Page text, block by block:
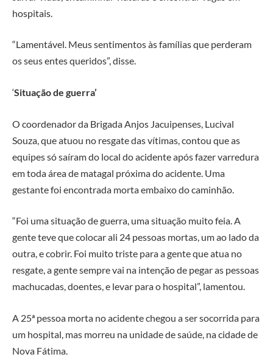
hospitais.
“Lamentável. Meus sentimentos às famílias que perderam
os seus entes queridos”, disse.
‘Situação de guerra’
O coordenador da Brigada Anjos Jacuipenses, Lucival
Souza, que atuou no resgate das vítimas, contou que as
equipes só saíram do local do acidente após fazer varredura
em toda área de matagal próxima do acidente. Uma
gestante foi encontrada morta embaixo do caminhão.
“Foi uma situação de guerra, uma situação muito feia. A
gente teve que colocar ali 24 pessoas mortas, um ao lado da
outra, e cobrir. Foi muito triste para a gente que atua no
resgate, a gente sempre vai na intenção de pegar as pessoas
machucadas, doentes, e levar para o hospital”, lamentou.
A 25ª pessoa morta no acidente chegou a ser socorrida para
um hospital, mas morreu na unidade de saúde, na cidade de
Nova Fátima.